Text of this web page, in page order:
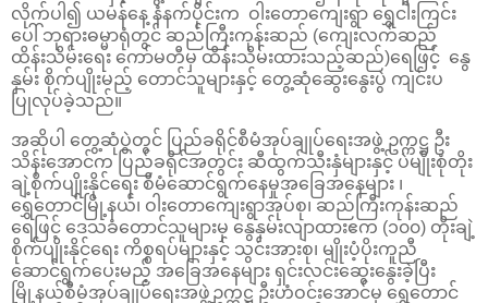
လိုက်ပါ၍ ယမန်နေ့ နံနက်ပိုင်းက ဝါးတောကျေးရွာ ရွှေငါးကြင်း
ပေါ် ဘုရားဓမ္မာရုံတွင် ဆည်ကြီးကုန်းဆည် (ကျေးလက်ဆည်
ထိန်းသိမ်းရေး ကော်မတီမှ ထိန်းသိမ်းထားသည့်ဆည်)ရေဖြင့် နွေ
နှမ်း စိုက်ပျိုးမည့် တောင်သူများနှင့် တွေ့ဆုံဆွေးနွေးပွဲ ကျင်းပ
ပြုလုပ်ခဲ့သည်။
အဆိုပါ တွေ့ဆုံပွဲတွင် ပြည်ခရိုင်စီမံအုပ်ချုပ်ရေးအဖွဲ့ ဥက္ကဋ္ဌ ဦး
သိန်းအောင်က ပြည်ခရိုင်အတွင်း ဆီထွက်သီးနှံများနှင့် ပဲမျိုးစုံတိုး
ချဲ့စိုက်ပျိုးနိုင်ရေး စီမံဆောင်ရွက်နေမှုအခြေအနေများ ၊
ရွှေတောင်မြို့နယ်၊ ဝါးတောကျေးရွာအုပ်စု၊ ဆည်ကြီးကုန်းဆည်
ရေဖြင့် ဒေသခံတောင်သူများမှ နွေနှမ်းလျာထားဧက (၁၀၀) တိုးချဲ့
စိုက်ပျိုးနိုင်ရေး ကိစ္စရပ်များနှင့် သွင်းအားစု၊ မျိုးပံ့ပိုးကူညီ
ဆောင်ရွက်ပေးမည့် အခြေအနေများ ရှင်းလင်းဆွေးနွေးခဲ့ပြီး
မြို့နယ်စီမံအုပ်ချုပ်ရေးအဖွဲ့ဥက္ကဋ္ဌ ဦးဟံဝင်းအောင်မှ ရွှေတောင်